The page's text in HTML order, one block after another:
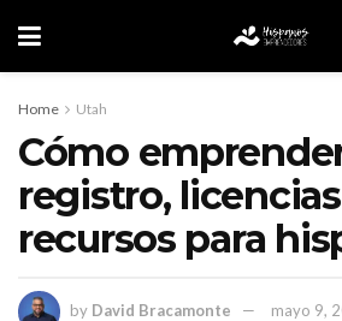
Home Utah
Cómo
registro,
recursos para
by David Bracamonte
mayo 9,